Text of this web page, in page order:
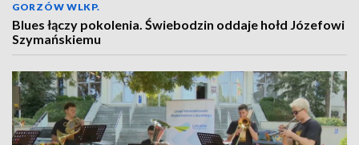
GORZÓW WLKP.
Blues łączy pokolenia. Świebodzin oddaje hołd Józefowi
Szymańskiemu